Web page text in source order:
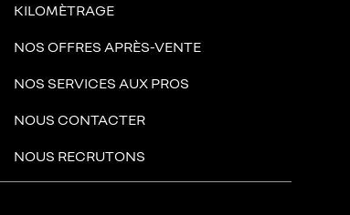
KILOMÈTRAGE
NOS OFFRES APRÈS-VENTE
NOS SERVICES AUX PROS
NOUS CONTACTER
NOUS RECRUTONS